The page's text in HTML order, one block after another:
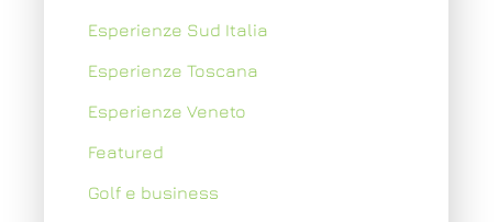
Esperienze Sud Italia
Esperienze Toscana
Esperienze Veneto
Featured
Golf e business